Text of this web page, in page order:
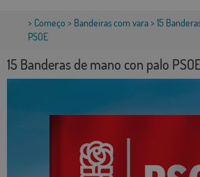
> Começo > Bandeiras com vara> 15
PSOE
15 Banderas de mano con palo